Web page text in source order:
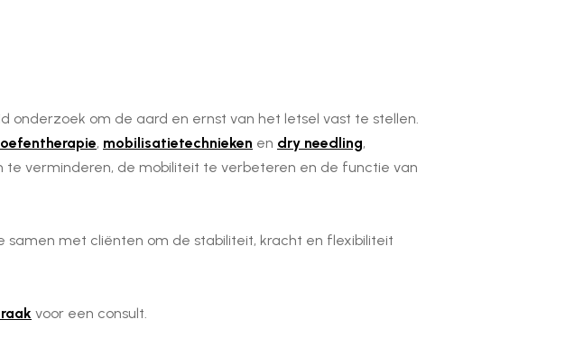
onderzoek om de aard en ernst van het letsel vast te stellen.
oefentherapie, mobilisatietechnieken en dry needling,
verminderen, de mobiliteit te verbeteren en de functie van
samen met cliënten om de stabiliteit, kracht en flexibiliteit
voor een consult.